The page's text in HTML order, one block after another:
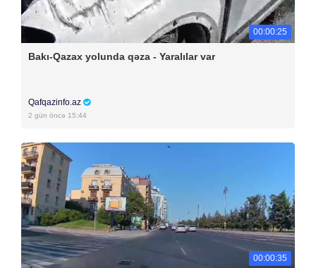
00:00:25
Bakı-Qazax yolunda qəza - Yaralılar var
Qafqazinfo.az
2 gün öncə 15:44
00:00:35